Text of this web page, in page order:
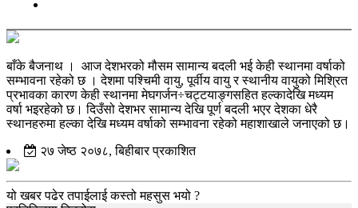
बाँके बैजनाथ । आज देशभरको मौसम सामान्य बदली भई केही स्थानमा वर्षाको
सम्भावना रहेको छ । देशमा पश्चिमी वायु, पूर्वीय वायु र स्थानीय वायुको मिश्रित
प्रभावका कारण केही स्थानमा मेघगर्जन÷चट्टयाङ्गसहित हल्कादेखि मध्यम
वर्षा भइरहेको छ। दिउँसो देशभर सामान्य देखि पूर्ण बदली भएर देशका धेरै
स्थानहरुमा हल्का देखि मध्यम वर्षाको सम्भावना रहेको महाशाखाले जनाएको छ।
२७ जेष्ठ २०७८, बिहीबार प्रकाशित
यो खबर पढेर तपाईलाई कस्तो महसुस भयो ?